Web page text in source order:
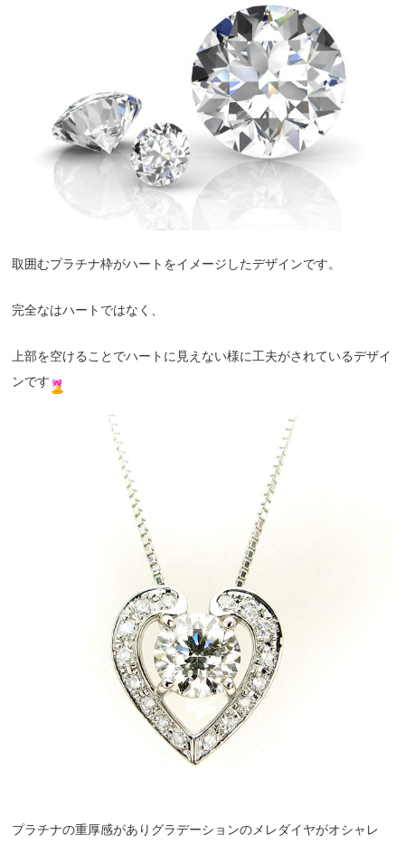
取囲むプラチナ枠がハートをイメージしたデザインです。
完全なはハートではなく、
上部を空けることでハートに見えない様に工夫がされているデザイ
ンです
プラチナの重厚感がありグラデーションのメレダイヤがオシャレ